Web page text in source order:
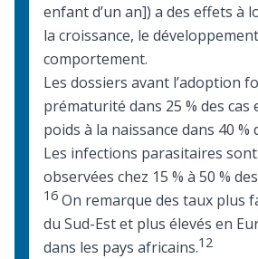
enfant d’un an]) a des effets à
la croissance, le
comportement.
Les dossiers avant l’adoption
prématurité dans 25 % des cas
poids à la naissance dans 40 %
Les infections parasitaires
observées chez 15 % à 50 % des
16 On remarque des taux plus
du Sud-Est et plus élevés en
dans les pays africains.12